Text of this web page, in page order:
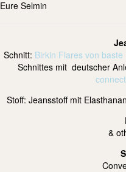
Eure Selmin
Schnitt: Birkin Flares von baste
Schnittes mit deutscher
Stoff: Jeansstoff mit
&